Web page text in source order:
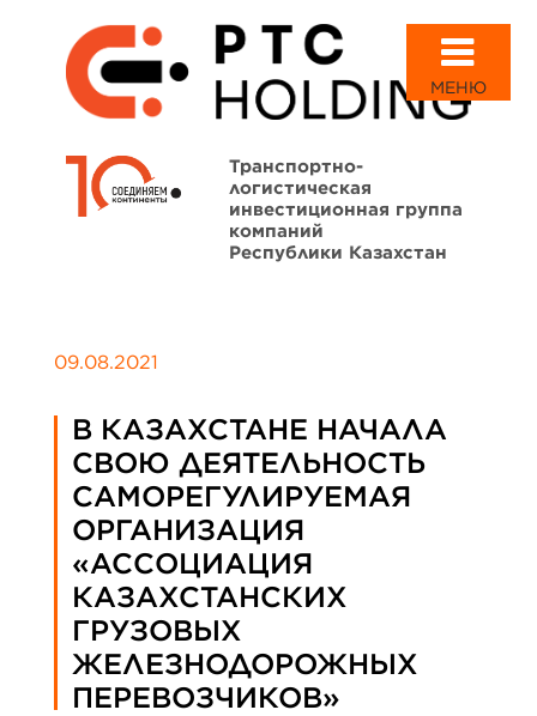
МЕНЮ
Транспортно-
логистическая
инвестиционная группа
компаний
Республики Казахстан
09.08.2021
В КАЗАХСТАНЕ НАЧАЛА
СВОЮ ДЕЯТЕЛЬНОСТЬ
САМОРЕГУЛИРУЕМАЯ
ОРГАНИЗАЦИЯ
«АССОЦИАЦИЯ
КАЗАХСТАНСКИХ
ГРУЗОВЫХ
ЖЕЛЕЗНОДОРОЖНЫХ
ПЕРЕВОЗЧИКОВ»